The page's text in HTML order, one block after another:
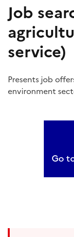
Job
service)
Presents job
environment
Go